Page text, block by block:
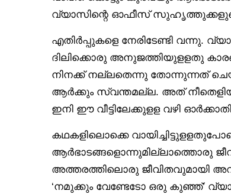
വ്യാസിന്റെ ഓഫീസ് സുഹൃത്തുക്കളുടെ
എതിർപ്പുകളെ നേരിടേണ്ടി വന്നു.
ദിലിക്കൊരു അനുജത്തിയുളളതു
നിനക്ക് നല്ലതെന്നു തോന്നുന്നത്
ആർക്കും സ്വന്തമല്ല. അത്
ഇനി ഈ വീട്ടിലേക്കുളള വഴി
കഥകളിലൊക്കെ
ആർഭാടങ്ങളൊന്നുമില്ലാത്തൊരു
അത്തരത്തിലൊരു ജീവിതവുമായി
‘നമുക്കും വേണ്ടേടോ ഒരു കുഞ്ഞ്’